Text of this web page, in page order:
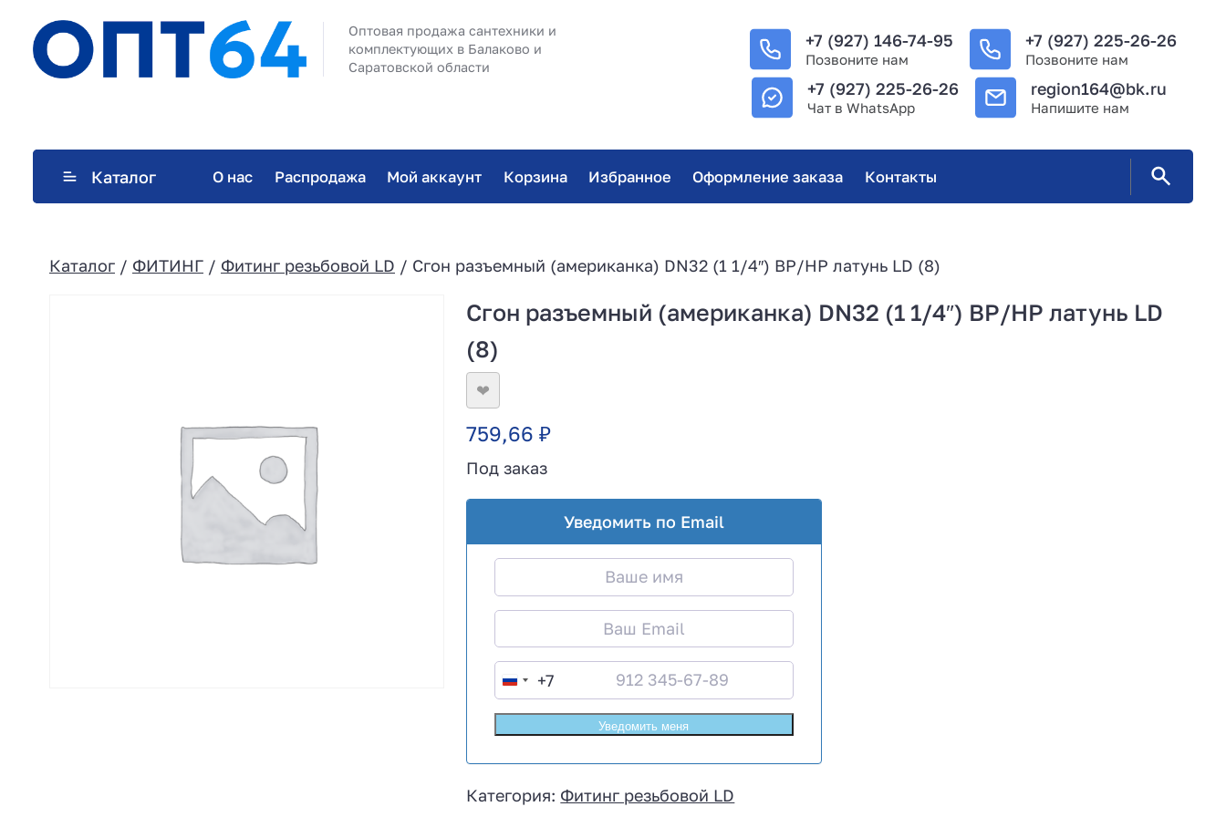
Оптовая продажа сантехники и
комплектующих в Балаково и
Саратовской области
+7 (927) 146-74-95
Позвоните нам
+7 (927) 225-26-26
Позвоните нам
+7 (927) 225-26-26
Чат в WhatsApp
region164@bk.ru
Напишите нам
Каталог О нас Распродажа Мой аккаунт Корзина Избранное Оформление заказа Контакты
Каталог / ФИТИНГ / Фитинг резьбовой LD / Сгон разъемный (американка) DN32 (1 1/4″) ВР/НР латунь LD (8)
Сгон разъемный (американка) DN32 (1 1/4″) ВР/НР латунь LD
(8)
❤
759,66₽
Под заказ
Уведомить по Email
R
u
s
s
i
+7
Категория: Фитинг резьбовой LD